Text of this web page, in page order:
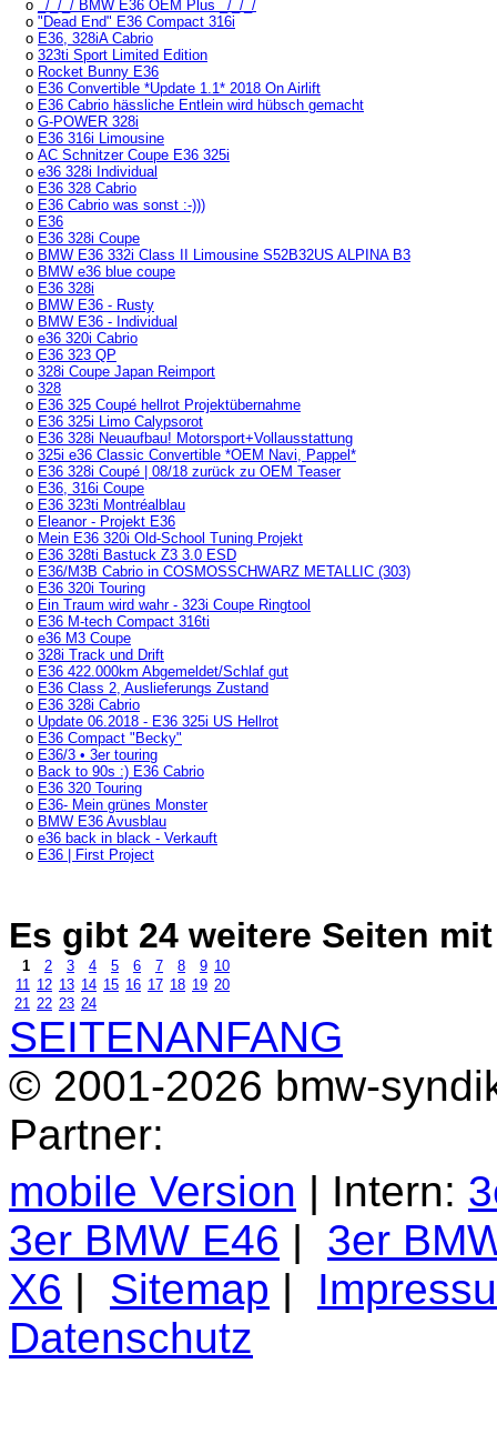
o
_/_/_/ BMW E36 OEM Plus _/_/_/
o "Dead End" E36 Compact 316i
o E36, 328iA Cabrio
o 323ti Sport Limited Edition
o Rocket Bunny E36
o E36 Convertible *Update 1.1* 2018 On Airlift
o E36 Cabrio hässliche Entlein wird hübsch gemacht
o G-POWER 328i
o E36 316i Limousine
o AC Schnitzer Coupe E36 325i
o e36 328i Individual
o E36 328 Cabrio
o E36 Cabrio was sonst :-)))
o E36
o E36 328i Coupe
o BMW E36 332i Class II Limousine S52B32US ALPINA B3
o BMW e36 blue coupe
o E36 328i
o BMW E36 - Rusty
o BMW E36 - Individual
o e36 320i Cabrio
o E36 323 QP
o 328i Coupe Japan Reimport
o 328
o E36 325 Coupé hellrot Projektübernahme
o E36 325i Limo Calypsorot
o E36 328i Neuaufbau! Motorsport+Vollausstattung
o 325i e36 Classic Convertible *OEM Navi, Pappel*
o E36 328i Coupé | 08/18 zurück zu OEM Teaser
o E36, 316i Coupe
o E36 323ti Montréalblau
o Eleanor - Projekt E36
o Mein E36 320i Old-School Tuning Projekt
o E36 328ti Bastuck Z3 3.0 ESD
o E36/M3B Cabrio in COSMOSSCHWARZ METALLIC (303)
o E36 320i Touring
o Ein Traum wird wahr - 323i Coupe Ringtool
o E36 M-tech Compact 316ti
o e36 M3 Coupe
o 328i Track und Drift
o E36 422.000km Abgemeldet/Schlaf gut
o E36 Class 2, Auslieferungs Zustand
o E36 328i Cabrio
o Update 06.2018 - E36 325i US Hellrot
o E36 Compact "Becky"
o E36/3 • 3er touring
o Back to 90s :) E36 Cabrio
o E36 320 Touring
o E36- Mein grünes Monster
o BMW E36 Avusblau
o e36 back in black - Verkauft
o E36 | First Project
Es gibt 24 weitere Seiten
1 2 3 4 5 6 7 8 9 10
11
12 13 14 15 16 17 18 19 20
21
22 23 24
SEITENANFANG
© 2001-2026 bmw-
Partner:
mobile Version | Intern:
3er BMW E46 | 3er
X6 | Sitemap |
Datenschutz